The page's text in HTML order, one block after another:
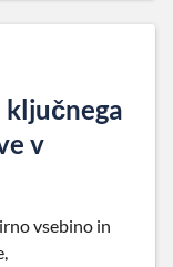
v
vsebino in